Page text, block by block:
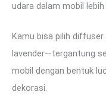
udara dalam mobil
Kamu bisa pilih
lavender—tergantung
mobil dengan bentuk
dekorasi.